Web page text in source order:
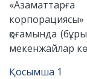
қоғамында
мекенжайлар
Қосымша 1